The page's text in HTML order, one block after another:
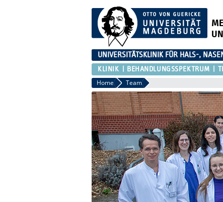
UNIVERSITÄTSKLINIK FÜR HALS-,
KLINIK BEHANDLUNGSSPEKTRUM
Home Team